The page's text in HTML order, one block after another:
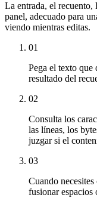
La entrada, el recuento,
panel, adecuado para
viendo mientras editas.
01
Pega el texto que
resultado del
02
Consulta los
las líneas, los
juzgar si el
03
Cuando
fusionar espacios